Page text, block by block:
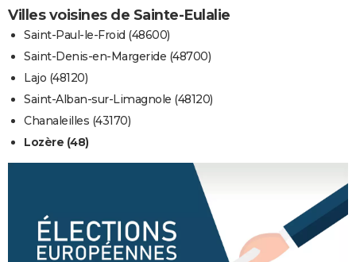
Villes voisines de Sainte-Eulalie
Saint-Paul-le-Froid (48600)
Saint-Denis-en-Margeride (48700)
Lajo (48120)
Saint-Alban-sur-Limagnole (48120)
Chanaleilles (43170)
Lozère (48)